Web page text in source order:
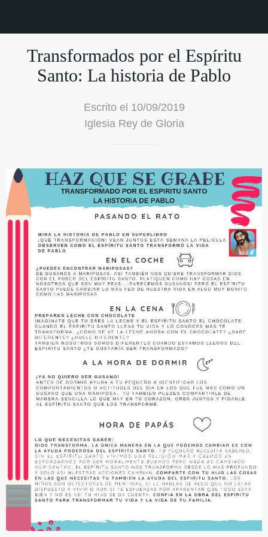
Transformados por el Espíritu
Santo: La historia de Pablo
Escrito el 10/09/2019
Iglesia Rey de Gloria